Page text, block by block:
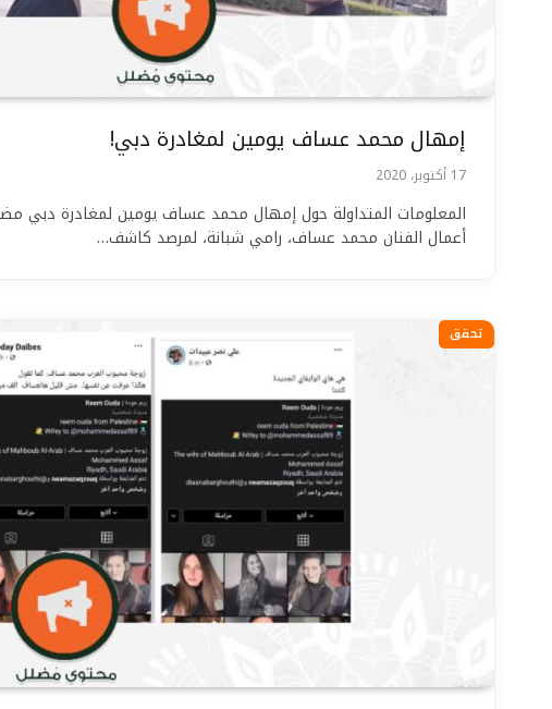
إمهال محمد عساف يومين لمغادرة دبي!
17 أكتوبر، 2020
المعلومات المتداولة حول إمهال محمد عساف يومين لمغادرة دبي
أعمال الفنان محمد عساف، رامي شبانة، لمرصد كاشف…
تحقق